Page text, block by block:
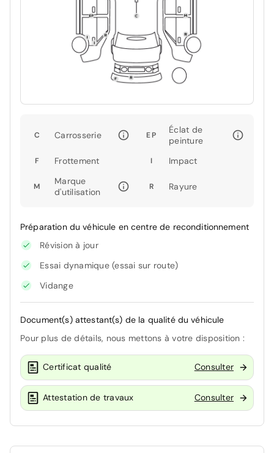
C Carrosserie EP
Éclat de
peinture
F Frottement I Impact
M
Marque
d'utilisation
R Rayure
Préparation du véhicule en centre de reconditionnement
Révision à jour
Essai dynamique (essai sur route)
Vidange
Document(s) attestant(s) de la qualité du véhicule
Pour plus de détails, nous mettons à votre disposition :
Certificat qualité Consulter
Attestation de travaux Consulter